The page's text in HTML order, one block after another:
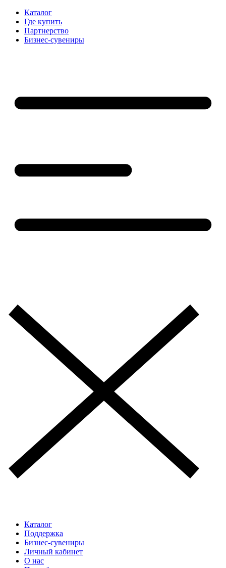
Каталог
Где купить
Партнерство
Бизнес-сувениры
Каталог
Поддержка
Бизнес-сувениры
Личный кабинет
О нас